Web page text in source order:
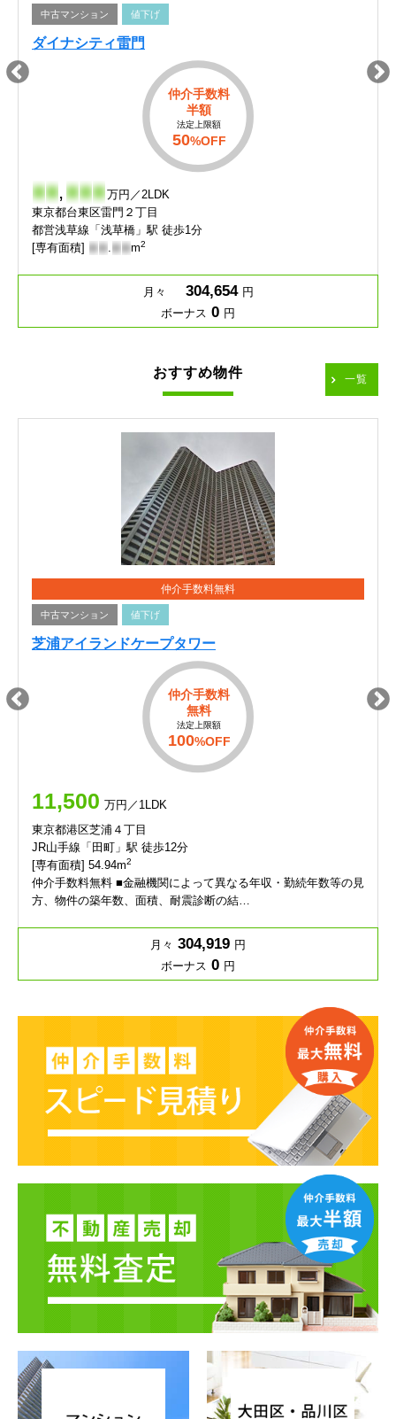
中古マンション 値下げ
ダイナシティ雷門
仲介手数料
半額
法定上限額
50%OFF
- - ,- - - 万円／2LDK
東京都台東区雷門２丁目
都営浅草線「浅草橋」駅 徒歩1分
[専有面積] - - .- - m2
月々 304,654 円
ボーナス 0 円
おすすめ物件 一覧
仲介手数料無料
中古マンション 値下げ
芝浦アイランドケープタワー
仲介手数料
無料
法定上限額
100%OFF
11,500 万円／1LDK
東京都港区芝浦４丁目
JR山手線「田町」駅 徒歩12分
[専有面積] 54.94m2
仲介手数料無料 ■金融機関によって異なる年収・勤続年数等の見
方、物件の築年数、面積、耐震診断の結…
月々 304,919 円
ボーナス 0 円